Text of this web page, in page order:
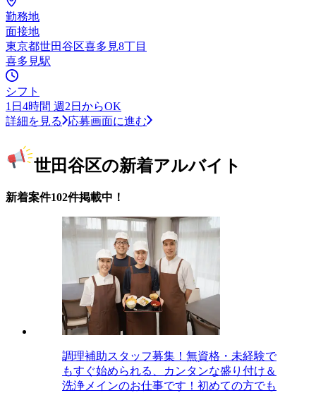
勤務地
面接地
東京都世田谷区喜多見8丁目
喜多見駅
シフト
1日4時間 週2日からOK
詳細を見る
応募画面に進む
世田谷区の新着アルバイト
新着案件102件掲載中！
調理補助スタッフ募集！無資格・未経験で
もすぐ始められる、カンタンな盛り付け＆
洗浄メインのお仕事です！初めての方でも